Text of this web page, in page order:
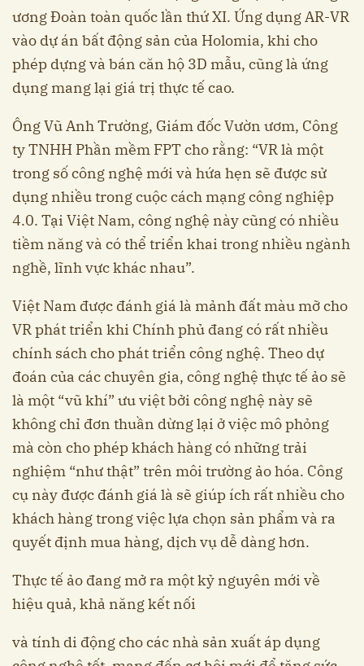
ương Đoàn toàn quốc lần thứ XI. Ứng dụng AR-VR
vào dự án bất động sản của Holomia, khi cho
phép dựng và bán căn hộ 3D mẫu, cũng là ứng
dụng mang lại giá trị thực tế cao.
Ông Vũ Anh Trường, Giám đốc Vườn ươm, Công
ty TNHH Phần mềm FPT cho rằng: “VR là một
trong số công nghệ mới và hứa hẹn sẽ được sử
dụng nhiều trong cuộc cách mạng công nghiệp
4.0. Tại Việt Nam, công nghệ này cũng có nhiều
tiềm năng và có thể triển khai trong nhiều ngành
nghề, lĩnh vực khác nhau”.
Việt Nam được đánh giá là mảnh đất màu mỡ cho
VR phát triển khi Chính phủ đang có rất nhiều
chính sách cho phát triển công nghệ. Theo dự
đoán của các chuyên gia, công nghệ thực tế ảo sẽ
là một “vũ khí” ưu việt bởi công nghệ này sẽ
không chỉ đơn thuần dừng lại ở việc mô phỏng
mà còn cho phép khách hàng có những trải
nghiệm “như thật” trên môi trường ảo hóa. Công
cụ này được đánh giá là sẽ giúp ích rất nhiều cho
khách hàng trong việc lựa chọn sản phẩm và ra
quyết định mua hàng, dịch vụ dễ dàng hơn.
Thực tế ảo đang mở ra một kỷ nguyên mới về
hiệu quả, khả năng kết nối
và tính di động cho các nhà sản xuất áp dụng